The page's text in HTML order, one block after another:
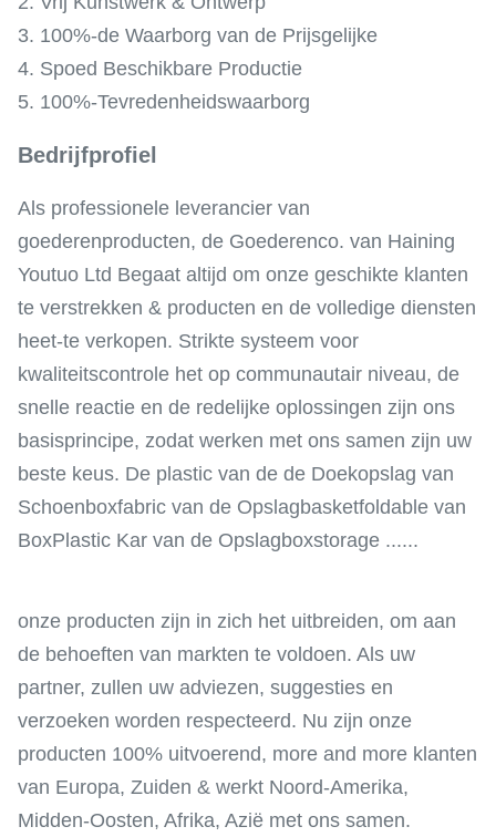
3. 100%-de Waarborg van de Prijsgelijke
4. Spoed Beschikbare Productie
5. 100%-Tevredenheidswaarborg
Bedrijfprofiel
Als professionele leverancier van
goederenproducten, de Goederenco. van Haining
Youtuo Ltd Begaat altijd om onze geschikte klanten
te verstrekken & producten en de volledige diensten
heet-te verkopen. Strikte systeem voor
kwaliteitscontrole het op communautair niveau, de
snelle reactie en de redelijke oplossingen zijn ons
basisprincipe, zodat werken met ons samen zijn uw
beste keus. De plastic van de de Doekopslag van
Schoenboxfabric van de Opslagbasketfoldable van
BoxPlastic Kar van de Opslagboxstorage ......
onze producten zijn in zich het uitbreiden, om aan
de behoeften van markten te voldoen. Als uw
partner, zullen uw adviezen, suggesties en
verzoeken worden respecteerd. Nu zijn onze
producten 100% uitvoerend, more and more klanten
van Europa, Zuiden & werkt Noord-Amerika,
Midden-Oosten, Afrika, Azië met ons samen.